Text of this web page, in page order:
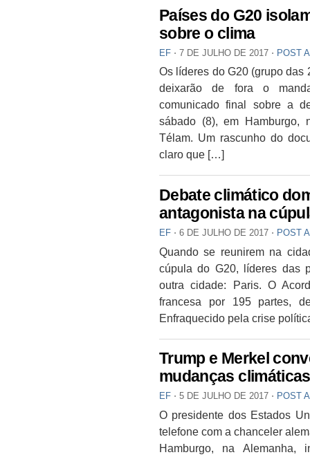
Países do G20
sobre o clima
EF ⋅ 7 DE JULHO DE 2017 ⋅ POST
Os líderes do G20 (grupo
deixarão de fora o
comunicado final sobre a
sábado (8), em
Télam. Um rascunho do
claro que […]
Debate climático
antagonista na
EF ⋅ 6 DE JULHO DE 2017 ⋅ POST
Quando se reunirem na
cúpula do G20, líderes das
outra cidade: Paris. O
francesa por 195 partes,
Enfraquecido pela crise
Trump e Merkel
mudanças
EF ⋅ 5 DE JULHO DE 2017 ⋅ POST
O presidente dos Estados
telefone com a chanceler
Hamburgo, na Alemanha,